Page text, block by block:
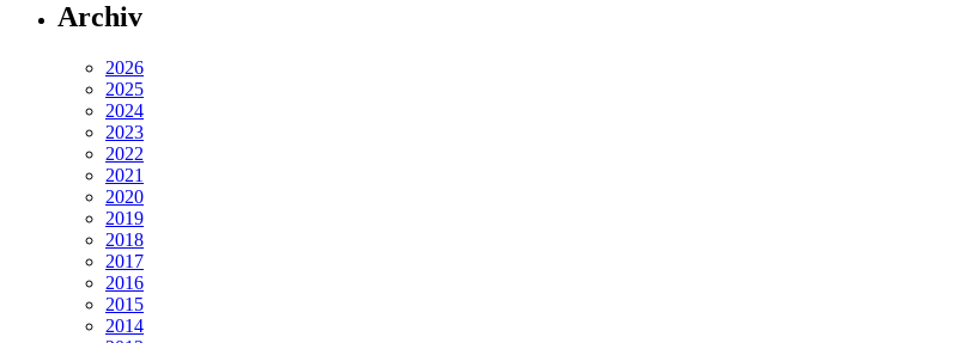
Archiv
2026
2025
2024
2023
2022
2021
2020
2019
2018
2017
2016
2015
2014